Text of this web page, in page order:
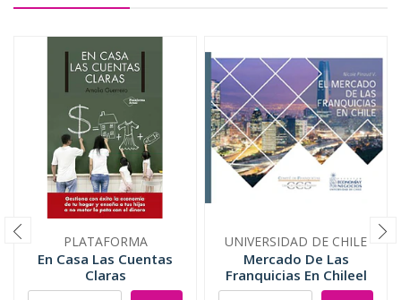
PLATAFORMA
En Casa Las Cuentas
Claras
UNIVERSIDAD DE CHILE
Mercado De Las
Franquicias En Chileel